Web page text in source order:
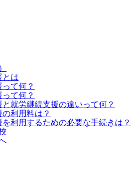
とは
て何？
て何？
就労継続支援の違いって何？
利用料は？
利用するための必要な手続きは？